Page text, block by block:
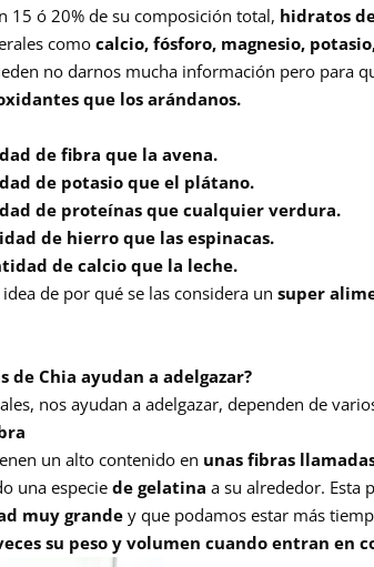
15 ó 20% de su composición total, hidratos
comocalcio, fósforo, magnesio,
no darnos mucha información pero para
que los arándanos.
de fibra que la avena.
de potasio que el plátano.
de proteínas que cualquier verdura.
de hierro que las espinacas.
de calcio que la leche.
de por qué se las considera unsuper
de Chia ayudan a adelgazar?
nos ayudan a adelgazar, dependen de
un alto contenido en unas fibras
una especiede gelatina a su alrededor. Esta
muy grandey que podamos estar más
su peso y volumen cuando entran en